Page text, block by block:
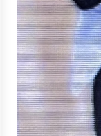
การ
บริหาร
และ
พัฒนา
ทรัพยากร
บุคคล